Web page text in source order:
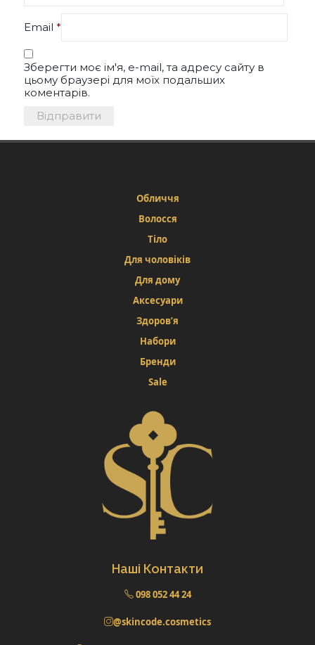
Email *
Зберегти моє ім'я, e-mail, та адресу сайту в
цьому браузері для моїх подальших
коментарів.
Обличчя
Волосся
Тіло
Для чоловіків
Для дому
Аксесуари
Здоров’я
Набори
Бренди
Sale
Наші Контакти
098 052 44 24
@skincode.cosmetics